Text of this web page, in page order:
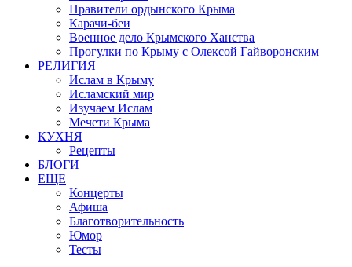
Правители ордынского Крыма
Карачи-беи
Военное дело Крымского Ханства
Прогулки по Крыму с Олексой Гайворонским
РЕЛИГИЯ
Ислам в Крыму
Исламский мир
Изучаем Ислам
Мечети Крыма
КУХНЯ
Рецепты
БЛОГИ
ЕЩЕ
Концерты
Афиша
Благотворительность
Юмор
Тесты